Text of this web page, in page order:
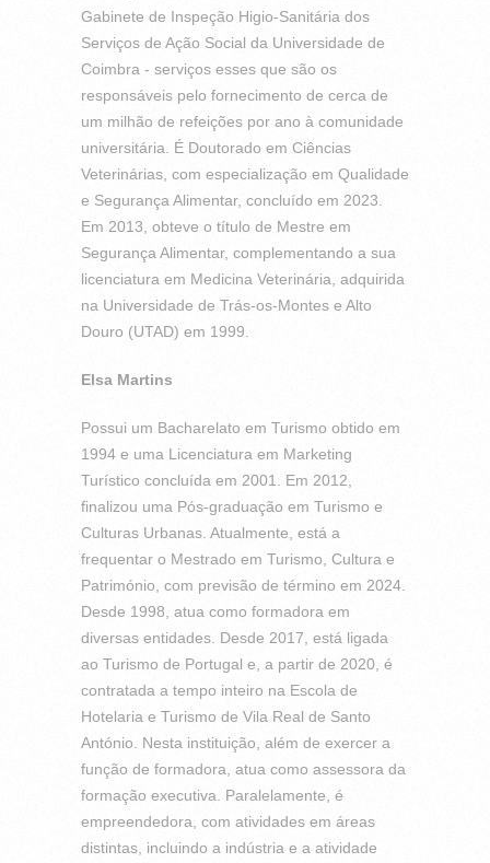
Gabinete de Inspeção Higio-Sanitária dos
Serviços de Ação Social da Universidade de
Coimbra - serviços esses que são os
responsáveis pelo fornecimento de cerca de
um milhão de refeições por ano à comunidade
universitária. É Doutorado em Ciências
Veterinárias, com especialização em Qualidade
e Segurança Alimentar, concluído em 2023.
Em 2013, obteve o título de Mestre em
Segurança Alimentar, complementando a sua
licenciatura em Medicina Veterinária, adquirida
na Universidade de Trás-os-Montes e Alto
Douro (UTAD) em 1999.
Elsa Martins
Possui um Bacharelato em Turismo obtido em
1994 e uma Licenciatura em Marketing
Turístico concluída em 2001. Em 2012,
finalizou uma Pós-graduação em Turismo e
Culturas Urbanas. Atualmente, está a
frequentar o Mestrado em Turismo, Cultura e
Património, com previsão de término em 2024.
Desde 1998, atua como formadora em
diversas entidades. Desde 2017, está ligada
ao Turismo de Portugal e, a partir de 2020, é
contratada a tempo inteiro na Escola de
Hotelaria e Turismo de Vila Real de Santo
António. Nesta instituição, além de exercer a
função de formadora, atua como assessora da
formação executiva. Paralelamente, é
empreendedora, com atividades em áreas
distintas, incluindo a indústria e a atividade